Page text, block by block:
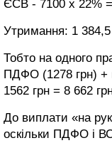
ЄСВ - 7100 х 22%
Утримання: 1
Тобто на одного
ПДФО (1278 грн) +
1562 грн = 8 662
До виплати «на
оскільки ПДФО і